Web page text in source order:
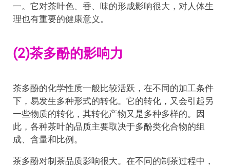
一。它对茶叶色、香、味的形成影响很大，对人体生
理也有重要的健康意义。
(2)茶多酚的影响力
茶多酚的化学性质一般比较活跃，在不同的加工条件
下，易发生多种形式的转化。它的转化，又会引起另
一些物质的转化，其转化产物又是多种多样的。因
此，各种茶叶的品质主要取决于多酚类化合物的组
成、含量和比例。
茶多酚对制茶品质影响很大。在不同的制茶过程中，